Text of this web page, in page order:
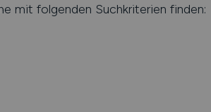
mit folgenden Suchkriterien finden: